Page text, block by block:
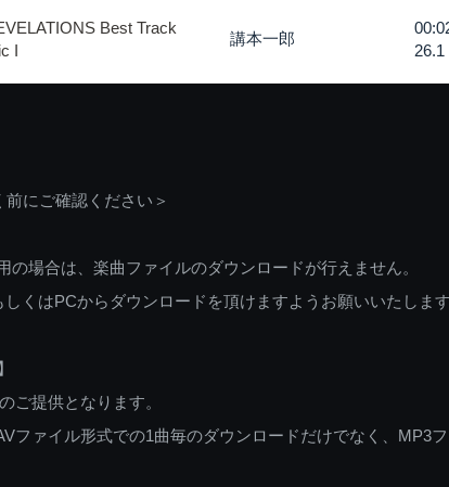
Best Track
I
講本一郎
にご確認ください＞
の場合は、楽曲ファイルのダウンロードが行えません。
くはPCからダウンロードを頂けますようお願いいたします
ご提供となります。
ファイル形式での1曲毎のダウンロードだけでなく、MP3